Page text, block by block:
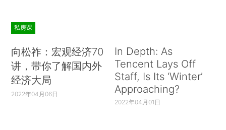
私房课
向松祚：宏观经济70
讲，带你了解国内外
经济大局
2022年04月06日
In Depth: As
Tencent Lays Off
Staff, Is Its ‘Winter’
Approaching?
2022年04月01日